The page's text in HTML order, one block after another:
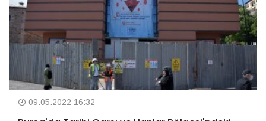
09.05.2022 16:32